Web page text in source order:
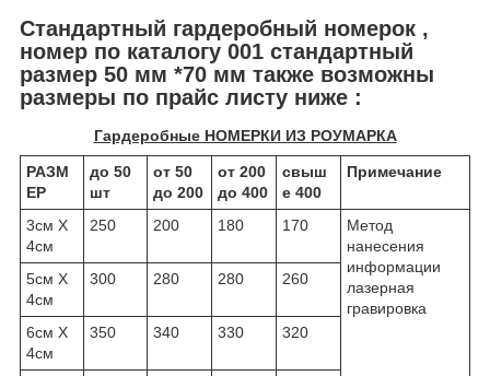
Стандартный гардеробный номерок ,
номер по каталогу 001 стандартный
размер 50 мм *70 мм также возможны
размеры по прайс листу ниже :
Гардеробные НОМЕРКИ ИЗ РОУМАРКА
РАЗМ
ЕР
до 50
шт
от 50
до 200
от 200
до 400
свыш
е 400
Примечание
3см Х
4см
250 200 180 170
Метод
нанесения
информации
лазерная
гравировка
5см Х
4см
300 280 280 260
6см Х
4см
350 340 330 320